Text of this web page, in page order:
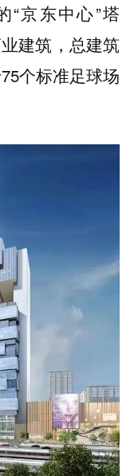
“京东中心”塔
建筑，总建筑
个标准足球场